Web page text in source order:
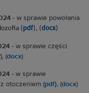
- w sprawie powołania
(pdf), (docx)
- w sprawie części
), (docx)
- w sprawie
otoczeniem (pdf), (docx)